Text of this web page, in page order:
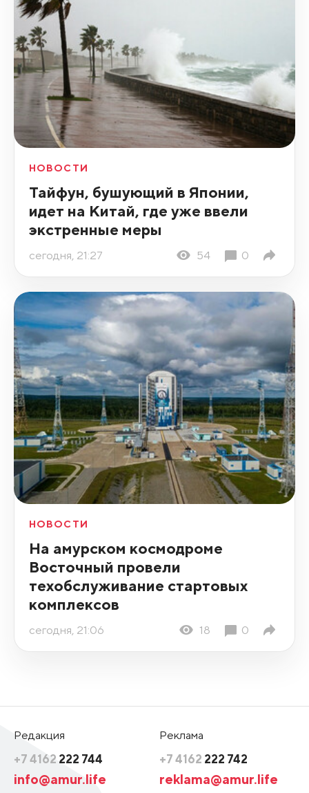
НОВОСТИ
Тайфун, бушующий в Японии,
идет на Китай, где уже ввели
экстренные меры
сегодня, 21:27 54 0
НОВОСТИ
На амурском космодроме
Восточный провели
техобслуживание стартовых
комплексов
сегодня, 21:06 18 0
Редакция
+7 4162 222 744
info@amur.life
Реклама
+7 4162 222 742
reklama@amur.life